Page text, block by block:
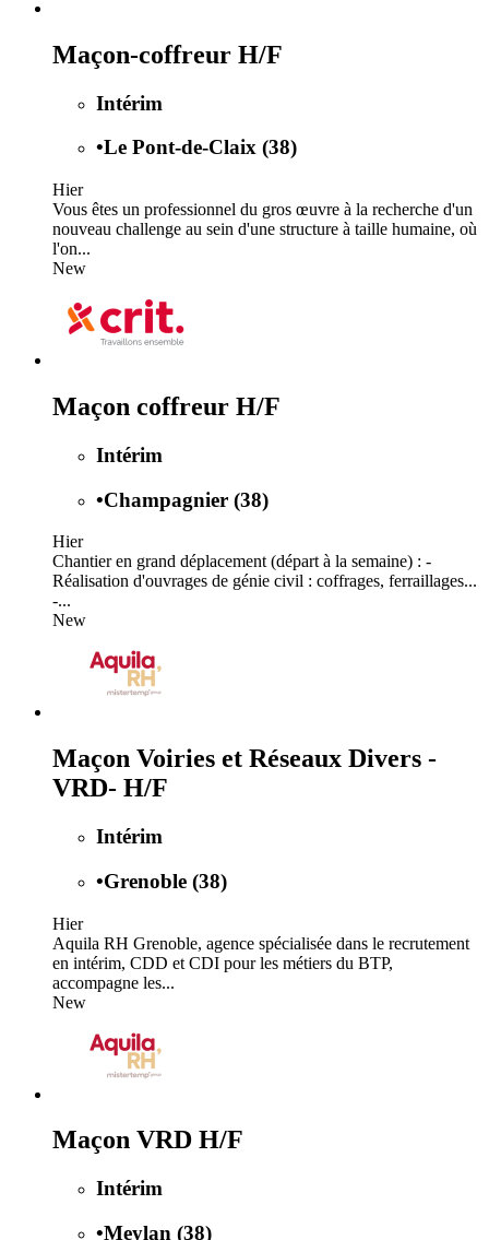
Maçon-coffreur H/F
Intérim
•Le Pont-de-Claix (38)
Hier
Vous êtes un professionnel du gros œuvre à la recherche d'un
nouveau challenge au sein d'une structure à taille humaine, où
l'on...
New
Maçon coffreur H/F
Intérim
•Champagnier (38)
Hier
Chantier en grand déplacement (départ à la semaine) : -
Réalisation d'ouvrages de génie civil : coffrages, ferraillages...
-...
New
Maçon Voiries et Réseaux Divers -
VRD- H/F
Intérim
•Grenoble (38)
Hier
Aquila RH Grenoble, agence spécialisée dans le recrutement
en intérim, CDD et CDI pour les métiers du BTP,
accompagne les...
New
Maçon VRD H/F
Intérim
•Meylan (38)